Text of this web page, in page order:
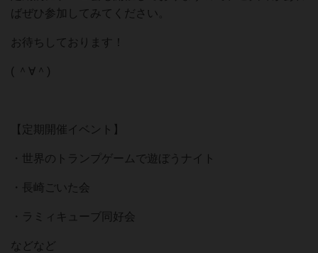
ばぜひ参加してみてください。
お待ちしております！
( ＾∀＾)
【定期開催イベント】
・世界のトランプゲームで遊ぼうナイト
・長崎ごいた会
・ラミィキューブ同好会
などなど